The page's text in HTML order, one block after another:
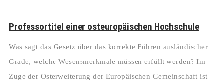
Professortitel einer osteuropäischen Hochschule
Was sagt das Gesetz über das korrekte Führen ausländischer
Grade, welche Wesensmerkmale müssen erfüllt werden? Im
Zuge der Osterweiterung der Europäischen Gemeinschaft ist